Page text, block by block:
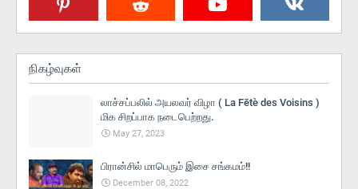
நிகழ்வுகள்
லாச்சப்பலில் அயலவர் விழா ( La Fētè des Voisins )
மிக சிறப்பாக நடைபெற்றது.
May 27, 2023
பிரான்சில் மாபெரும் இசை சங்கமம்!!
December 08, 2022